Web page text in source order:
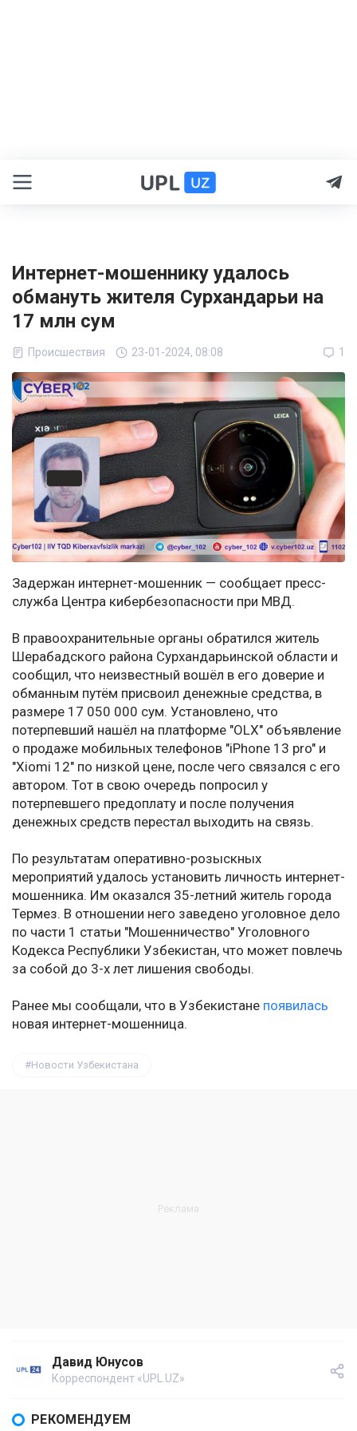
Интернет-мошеннику удалось
обмануть жителя Сурхандарьи на
17 млн сум
Происшествия 23-01-2024, 08:08 1
Задержан интернет-мошенник — сообщает пресс-
служба Центра кибербезопасности при МВД.
В правоохранительные органы обратился житель
Шерабадского района Сурхандарьинской области и
сообщил, что неизвестный вошёл в его доверие и
обманным путём присвоил денежные средства, в
размере 17 050 000 сум. Установлено, что
потерпевший нашёл на платформе "OLX" объявление
о продаже мобильных телефонов "iPhone 13 pro" и
"Xiomi 12" по низкой цене, после чего связался с его
автором. Тот в свою очередь попросил у
потерпевшего предоплату и после получения
денежных средств перестал выходить на связь.
По результатам оперативно-розыскных
мероприятий удалось установить личность интернет-
мошенника. Им оказался 35-летний житель города
Термез. В отношении него заведено уголовное дело
по части 1 статьи "Мошенничество" Уголовного
Кодекса Республики Узбекистан, что может повлечь
за собой до 3-х лет лишения свободы.
Ранее мы сообщали, что в Узбекистане появилась
новая интернет-мошенница.
Новости Узбекистана
Давид Юнусов
Корреспондент «UPL.UZ»
РЕКОМЕНДУЕМ